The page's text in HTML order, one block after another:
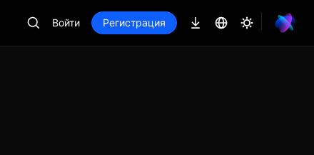
Войти Регистрация